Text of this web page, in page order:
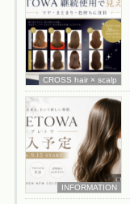
CROSS hair × scalp
INFORMATION